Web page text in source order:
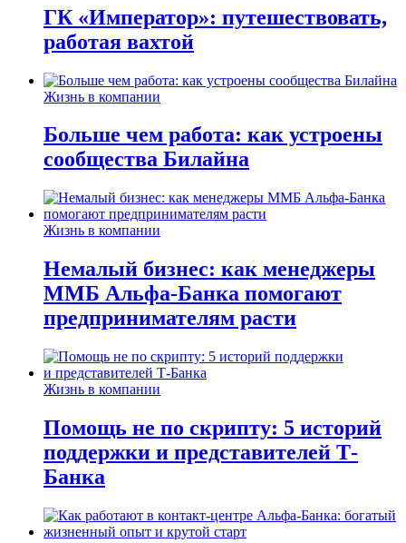
ГК «Император»: путешествовать,
работая вахтой
Жизнь в компании
Больше чем работа: как устроены
сообщества Билайна
Жизнь в компании
Немалый бизнес: как менеджеры
ММБ Альфа-Банка помогают
предпринимателям расти
Жизнь в компании
Помощь не по скрипту: 5 историй
поддержки и представителей Т-
Банка